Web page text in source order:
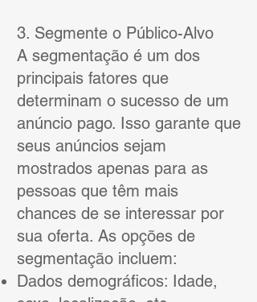
3. Segmente o Público-Alvo
A segmentação é um dos
principais fatores que
determinam o sucesso de um
anúncio pago. Isso garante que
seus anúncios sejam
mostrados apenas para as
pessoas que têm mais
chances de se interessar por
sua oferta. As opções de
segmentação incluem:
Dados demográficos: Idade,